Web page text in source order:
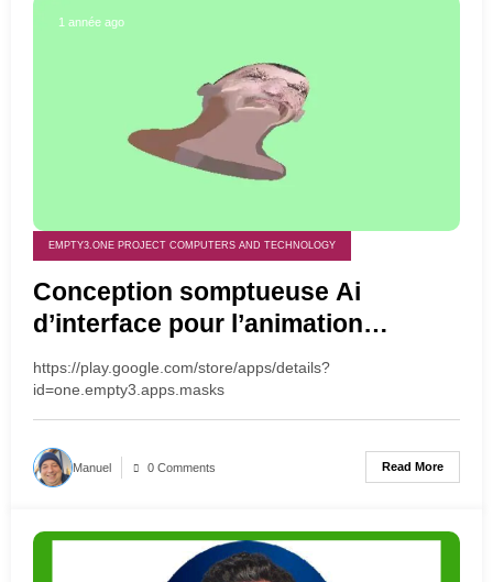
1 année ago
EMPTY3.ONE PROJECT COMPUTERS AND TECHNOLOGY
Conception somptueuse Ai
d’interface pour l’animation
graphique (Morphing)
https://play.google.com/store/apps/details?
id=one.empty3.apps.masks
Manuel 0 Comments Read More